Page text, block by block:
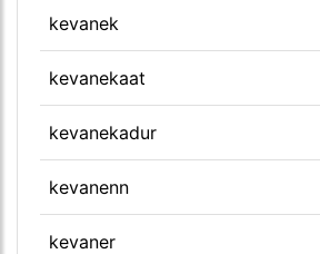
kevanek
kevanekaat
kevanekadur
kevanenn
kevaner